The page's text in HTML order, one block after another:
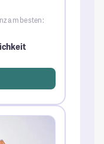
am besten: